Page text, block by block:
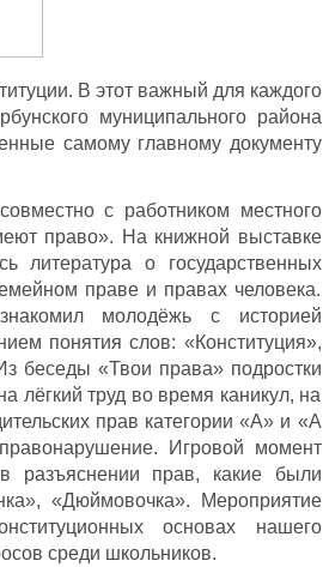
В этот важный для каждого
муниципального района
самому главному документу
совместно с работником местного
право». На книжной выставке
литература о государственных
праве и правах человека.
молодёжь с историей
понятия слов: «Конституция»,
беседы «Твои права» подростки
лёгкий труд во время каникул, на
прав категории «А» и «А
Игровой момент
разъяснении прав, какие были
«Дюймовочка». Мероприятие
основах нашего
среди школьников.